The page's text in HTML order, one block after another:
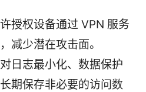
授权设备通过 VPN 服务
减少潜在攻击面。
日志最小化、数据保护
期保存非必要的访问数